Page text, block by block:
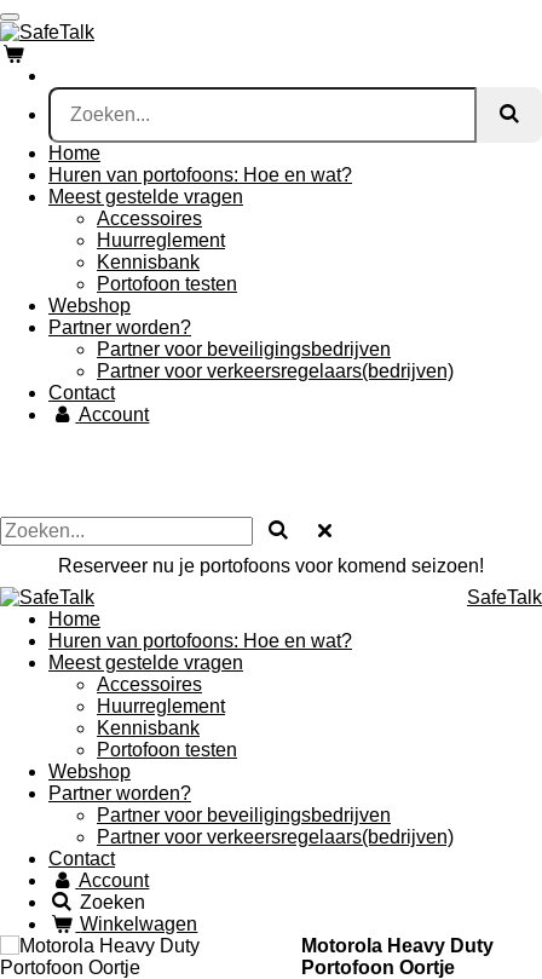
Ga
direct
naar
de
hoofdinhoud
Home
Huren van portofoons: Hoe en wat?
Meest gestelde vragen
Accessoires
Huurreglement
Kennisbank
Portofoon testen
Webshop
Partner worden?
Partner voor beveiligingsbedrijven
Partner voor verkeersregelaars(bedrijven)
Contact
Account
Reserveer nu je portofoons voor komend seizoen!
SafeTalk
Home
Huren van portofoons: Hoe en wat?
Meest gestelde vragen
Accessoires
Huurreglement
Kennisbank
Portofoon testen
Webshop
Partner worden?
Partner voor beveiligingsbedrijven
Partner voor verkeersregelaars(bedrijven)
Contact
Account
Zoeken
Winkelwagen
Motorola Heavy Duty
Portofoon Oortje